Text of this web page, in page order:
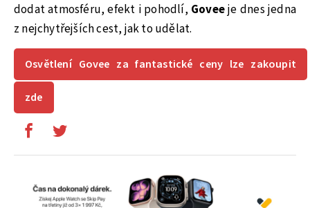
dodat atmosféru, efekt i pohodlí, Goveeje dnes jedna
z nejchytřejších cest, jak to udělat.
Osvětlení Govee za fantastické ceny lze zakoupit
zde